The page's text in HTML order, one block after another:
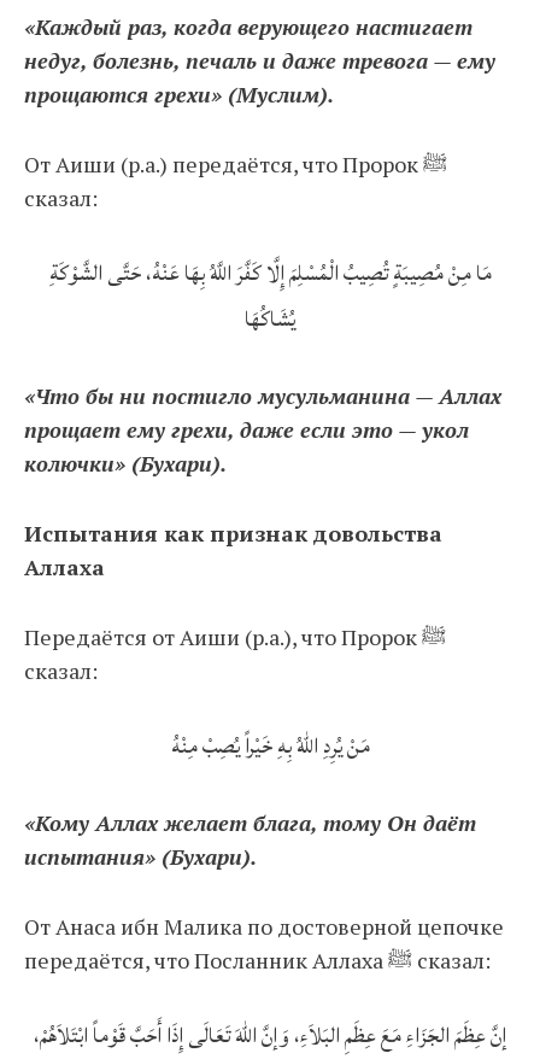
«Каждый раз, когда верующего настигает
недуг, болезнь, печаль и даже тревога — ему
прощаются грехи» (Муслим).
От Аиши (р.а.) передаётся, что Пророк ﷺ
сказал:
مَا مِنْ مُصِيبَةٍ تُصِيبُ الْمُسْلِمَ إِلَّا كَفَّرَ اللَّهُ بِهَا عَنْهُ، حَتَّى الشَّوْكَةِ
يُشَاكُهَا
«Что бы ни постигло мусульманина — Аллах
прощает ему грехи, даже если это — укол
колючки» (Бухари).
Испытания как признак довольства
Аллаха
Передаётся от Аиши (р.а.), что Пророк ﷺ
сказал:
مَنْ يُرِدِ اللهُ بِهِ خَيْراً يُصِبْ مِنْهُ
«Кому Аллах желает блага, тому Он даёт
испытания» (Бухари).
От Анаса ибн Малика по достоверной цепочке
передаётся, что Посланник Аллаха ﷺ сказал:
إنَّ عِظَمَ الجَزَاءِ مَعَ عِظَمِ البَلاَءِ، وَإنَّ اللهَ تَعَالَى إِذَا أَحَبَّ قَوْماً ابْتَلاَهُمْ،